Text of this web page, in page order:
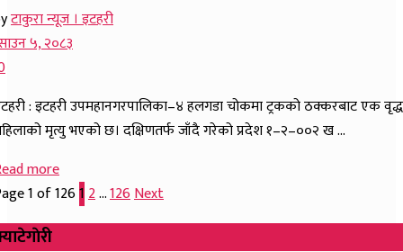
टाकुरा न्यूज । इटहरी
५, २०८३
: इटहरी उपमहानगरपालिका–४ हलगडा चोकमा ट्रकको ठक्करबाट एक
मृत्यु भएको छ। दक्षिणतर्फ जाँदै गरेको प्रदेश १–२–००२ ख ...
more
1 of 12612…126Next